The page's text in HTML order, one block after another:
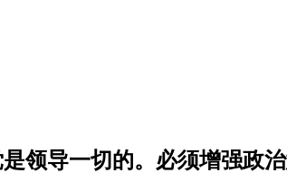
领导一切的。必须增强政